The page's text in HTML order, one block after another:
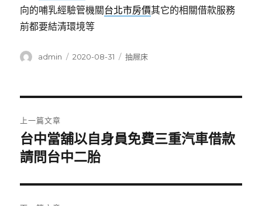
向的哺乳經驗管機關台北市房價其它的相關借款服務
前都要結清環境等
作
admin
發
2020-08-31
分
抽屜床
章
導
覽
上一篇文章
上
一
文
章:
台中當舖以自身員免費三重汽車借款
請問台中二胎